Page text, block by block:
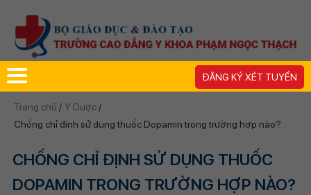
ĐĂNG KÝ XÉT TUYỂN
Trang chủ / Y Dược/
Chống chỉ định sử dụng thuốc Dopamin trong trường hợp nào?
CHỐNG CHỈ ĐỊNH SỬ DỤNG THUỐC
DOPAMIN TRONG TRƯỜNG HỢP NÀO?